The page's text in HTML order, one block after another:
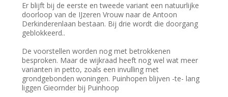
Er blijft bij de eerste en tweede variant een natuurlijke
doorloop van de IJzeren Vrouw naar de Antoon
Derkinderenlaan bestaan. Bij drie wordt die doorgang
geblokkeerd..
De voorstellen worden nog met betrokkenen
besproken. Maar de wijkraad heeft nog wel wat meer
varianten in petto, zoals een invulling met
grondgebonden woningen. Puinhopen blijven -te- lang
liggen Gieornder bij Puinhoop